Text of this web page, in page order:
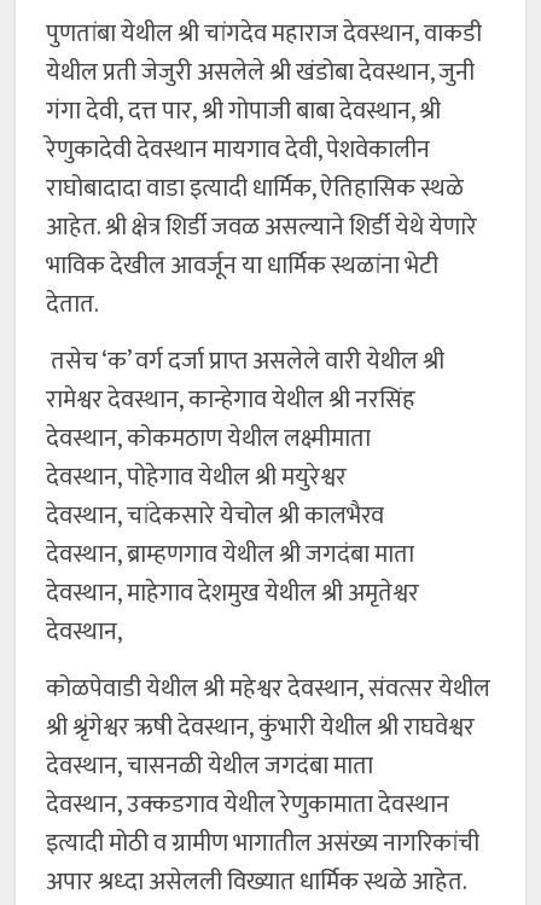
पुणतांबा येथील श्री चांगदेव महाराज देवस्थान, वाकडी
येथील प्रती जेजुरी असलेले श्री खंडोबा देवस्थान, जुनी
गंगा देवी, दत्त पार, श्री गोपाजी बाबा देवस्थान, श्री
रेणुकादेवी देवस्थान मायगाव देवी, पेशवेकालीन
राघोबादादा वाडा इत्यादी धार्मिक, ऐतिहासिक स्थळे
आहेत. श्री क्षेत्र शिर्डी जवळ असल्याने शिर्डी येथे येणारे
भाविक देखील आवर्जून या धार्मिक स्थळांना भेटी
देतात.
तसेच ‘क’ वर्ग दर्जा प्राप्त असलेले वारी येथील श्री
रामेश्वर देवस्थान, कान्हेगाव येथील श्री नरसिंह
देवस्थान, कोकमठाण येथील लक्ष्मीमाता
देवस्थान, पोहेगाव येथील श्री मयुरेश्वर
देवस्थान, चांदेकसारे येचोल श्री कालभैरव
देवस्थान, ब्राम्हणगाव येथील श्री जगदंबा माता
देवस्थान, माहेगाव देशमुख येथील श्री अमृतेश्वर
देवस्थान,
कोळपेवाडी येथील श्री महेश्वर देवस्थान, संवत्सर येथील
श्री श्रृंगेश्वर ऋषी देवस्थान, कुंभारी येथील श्री राघवेश्वर
देवस्थान, चासनळी येथील जगदंबा माता
देवस्थान, उक्कडगाव येथील रेणुकामाता देवस्थान
इत्यादी मोठी व ग्रामीण भागातील असंख्य नागरिकांची
अपार श्रध्दा असेलली विख्यात धार्मिक स्थळे आहेत.